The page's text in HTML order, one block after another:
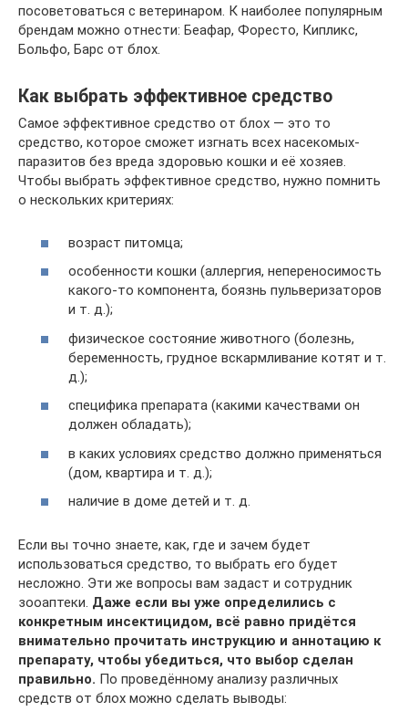
посоветоваться с ветеринаром. К наиболее популярным
брендам можно отнести: Беафар, Форесто, Кипликс,
Больфо, Барс от блох.
Как выбрать эффективное средство
Самое эффективное средство от блох — это то
средство, которое сможет изгнать всех насекомых-
паразитов без вреда здоровью кошки и её хозяев.
Чтобы выбрать эффективное средство, нужно помнить
о нескольких критериях:
возраст питомца;
особенности кошки (аллергия, непереносимость
какого-то компонента, боязнь пульверизаторов
и т. д.);
физическое состояние животного (болезнь,
беременность, грудное вскармливание котят и т.
д.);
специфика препарата (какими качествами он
должен обладать);
в каких условиях средство должно применяться
(дом, квартира и т. д.);
наличие в доме детей и т. д.
Если вы точно знаете, как, где и зачем будет
использоваться средство, то выбрать его будет
несложно. Эти же вопросы вам задаст и сотрудник
зооаптеки. Даже если вы уже определились с
конкретным инсектицидом, всё равно придётся
внимательно прочитать инструкцию и аннотацию к
препарату, чтобы убедиться, что выбор сделан
правильно. По проведённому анализу различных
средств от блох можно сделать выводы: